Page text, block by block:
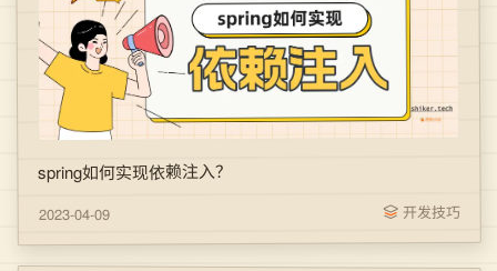
spring如何实现依赖注入？
2023-04-09 开发技巧